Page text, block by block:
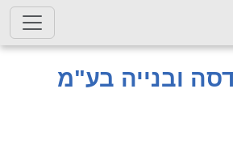
ובנייה בע"מ